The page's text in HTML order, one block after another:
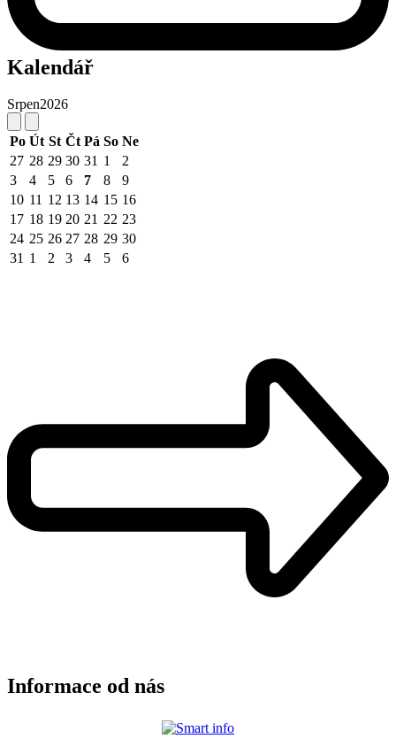
Kalendář
Srpen2026
Po Út St Čt Pá So Ne
27 28 29 30 31 1
2
3
4 5 6 7 8
9
10 11 12 13 14 15 16
17 18 19 20 21 22 23
24 25 26 27 28 29 30
31 1 2 3 4 5 6
Informace od nás